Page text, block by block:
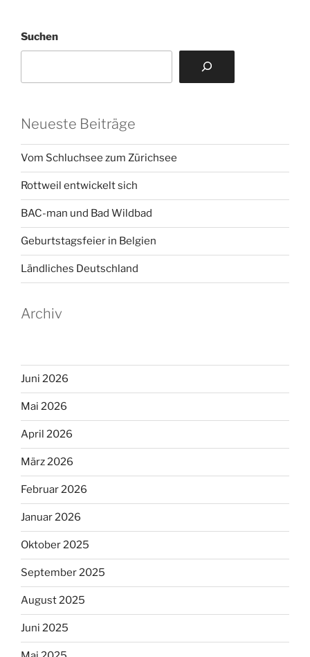
Suchen
Neueste Beiträge
Vom Schluchsee zum Zürichsee
Rottweil entwickelt sich
BAC-man und Bad Wildbad
Geburtstagsfeier in Belgien
Ländliches Deutschland
Archiv
Juni 2026
Mai 2026
April 2026
März 2026
Februar 2026
Januar 2026
Oktober 2025
September 2025
August 2025
Juni 2025